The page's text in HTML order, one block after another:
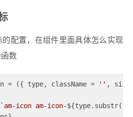
的配置，在组件里面具体怎么实现
数
= ({ type, className = '' ,
`am-icon am-icon-${type.substr(1